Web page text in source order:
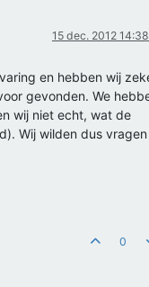
15 dec. 2012 14:38
en hebben wij
gevonden. We
wij niet echt, wat de
Wij wilden dus
0